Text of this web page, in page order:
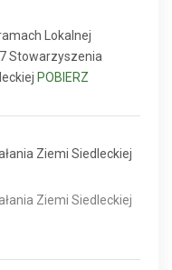
Lokalnej
Stowarzyszenia
POBIERZ
Ziemi Siedleckiej
Ziemi Siedleckiej